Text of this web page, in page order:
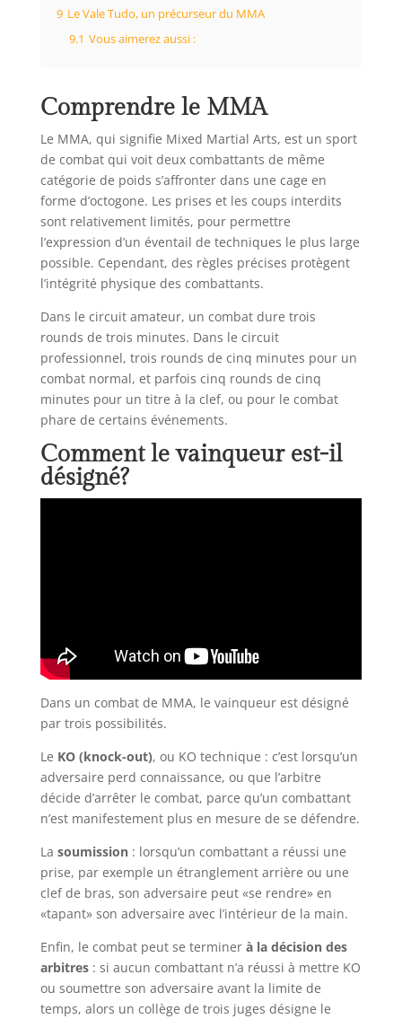
9 Le Vale Tudo, un précurseur du MMA
9.1 Vous aimerez aussi :
Comprendre le MMA
Le MMA, qui signifie Mixed Martial Arts, est un sport
de combat qui voit deux combattants de même
catégorie de poids s’affronter dans une cage en
forme d’octogone. Les prises et les coups interdits
sont relativement limités, pour permettre
l’expression d’un éventail de techniques le plus large
possible. Cependant, des règles précises protègent
l’intégrité physique des combattants.
Dans le circuit amateur, un combat dure trois
rounds de trois minutes. Dans le circuit
professionnel, trois rounds de cinq minutes pour un
combat normal, et parfois cinq rounds de cinq
minutes pour un titre à la clef, ou pour le combat
phare de certains événements.
Comment le vainqueur est-il
désigné?
Dans un combat de MMA, le vainqueur est désigné
par trois possibilités.
Le KO (knock-out), ou KO technique : c’est lorsqu’un
adversaire perd connaissance, ou que l’arbitre
décide d’arrêter le combat, parce qu’un combattant
n’est manifestement plus en mesure de se défendre.
La soumission: lorsqu’un combattant a réussi une
prise, par exemple un étranglement arrière ou une
clef de bras, son adversaire peut «se rendre» en
«tapant» son adversaire avec l’intérieur de la main.
Enfin, le combat peut se terminer à la décision des
arbitres: si aucun combattant n’a réussi à mettre KO
ou soumettre son adversaire avant la limite de
temps, alors un collège de trois juges désigne le